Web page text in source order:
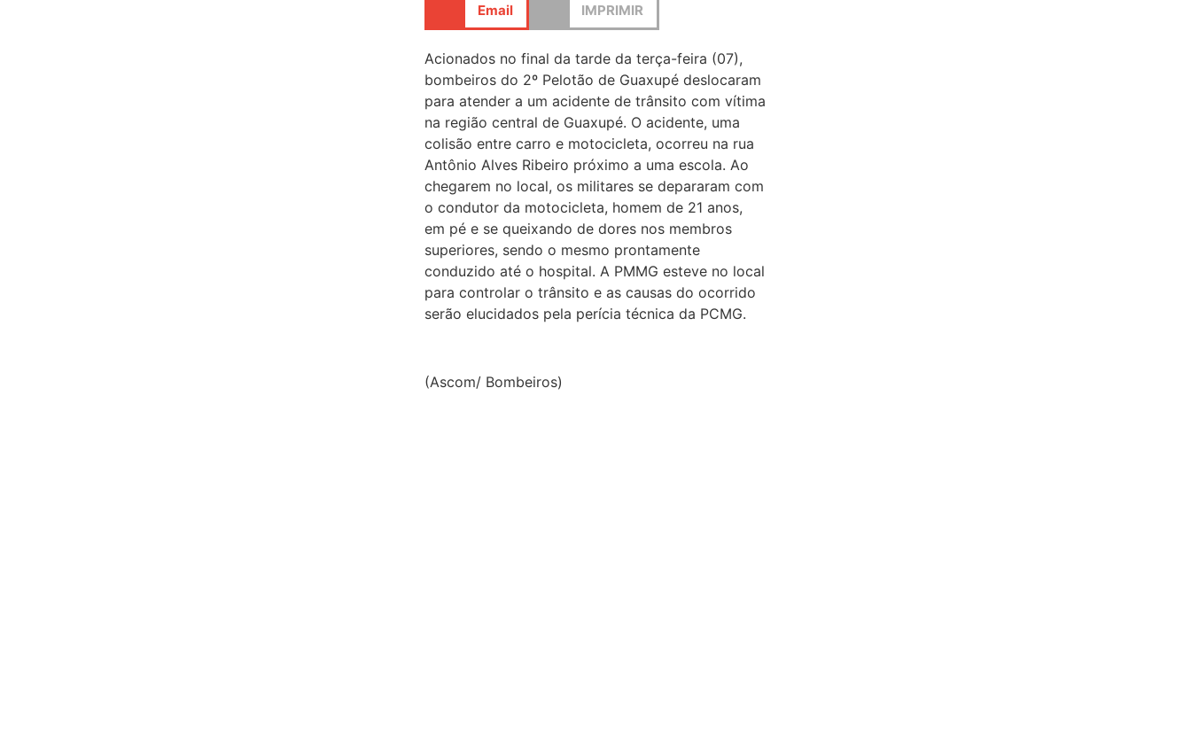
Email IMPRIMIR
Acionados no final da tarde da terça-feira (07),
bombeiros do 2º Pelotão de Guaxupé deslocaram
para atender a um acidente de trânsito com vítima
na região central de Guaxupé. O acidente, uma
colisão entre carro e motocicleta, ocorreu na rua
Antônio Alves Ribeiro próximo a uma escola. Ao
chegarem no local, os militares se depararam com
o condutor da motocicleta, homem de 21 anos,
em pé e se queixando de dores nos membros
superiores, sendo o mesmo prontamente
conduzido até o hospital. A PMMG esteve no local
para controlar o trânsito e as causas do ocorrido
serão elucidados pela perícia técnica da PCMG.
(Ascom/ Bombeiros)